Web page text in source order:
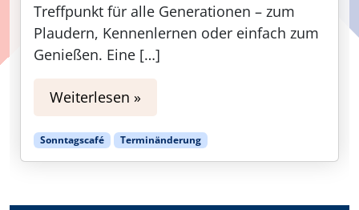
Treffpunkt für alle Generationen – zum
Plaudern, Kennenlernen oder einfach zum
Genießen. Eine […]
Weiterlesen »
Sonntagscafé Terminänderung